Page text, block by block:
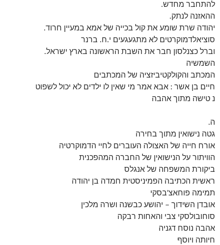
להתחבר מחדש.
ההאזנה לנתק.
יהודה שרת שומע את קול בכייה של אמא במעיין חרוד.
סוציאלדמוקרטים לא מתגעגעים י.ח. ברנר
וברל כצנלסון חבר את השבת הראשונה בארץ ישראל.
השמשיה
המכתב והקולקטיביזציה של המכתבים
חיים בן אשר : אבא אמר מי שאין לו ילדים לא יכול לשפוט
נ טישה מתוך אהבה
ה.
גטה נישואין מתוך בחירה
אורח חייה של האצולה העוברים לחיי הדמוקרטיה
הוויתור על הנישואין של החברה המהפכנית
ביקורת המשפחה של אנגלס
ראשית הכתיבה הפמיניסטית חמדה בן יהודה
תמימה פוחאצ'בסקי
אובדן השידוך – יהושע כבשנה ושרה מלכין
סוחובולסקי צבי והאחות רבקה
אהבה נוסח דגניה
חיותה ויוסף